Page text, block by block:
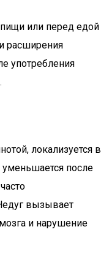
или перед едой
расширения
употребления
локализуется в
уменьшается после
вызывает
и нарушение